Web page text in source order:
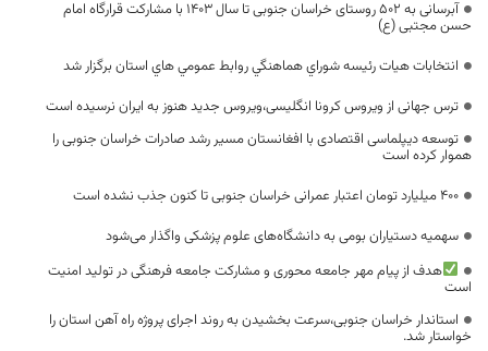
آبرسانی به 502 روستای خراسان جنوبی تا سال 1403 با مشارکت قرارگاه امام
حسن مجتبی (ع)
انتخابات هیات رئیسه شوراي هماهنگي روابط عمومي هاي استان برگزار شد
ترس جهانی از ویروس کرونا انگلیسی،ویروس جدید هنوز به ایران نرسیده است
توسعه دیپلماسی اقتصادی با افغانستان مسیر رشد صادرات خراسان جنوبی را
هموار کرده است
۴۰۰ میلیارد تومان اعتبار عمرانی خراسان جنوبی تا کنون جذب نشده است
سهمیه دستیاران بومی به دانشگاه‌های علوم پزشکی واگذار می‌شود
هدف از پیام مهر جامعه محوری و مشارکت جامعه فرهنگی در تولید امنیت
است
استاندار خراسان جنوبی،سرعت بخشیدن به روند اجرای پروژه راه آهن استان را
خواستار شد.